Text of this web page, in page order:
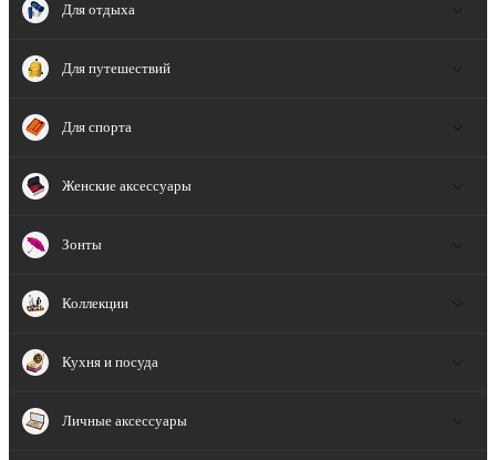
Для отдыха
Для путешествий
Для спорта
Женские аксессуары
Зонты
Коллекции
Кухня и посуда
Личные аксессуары